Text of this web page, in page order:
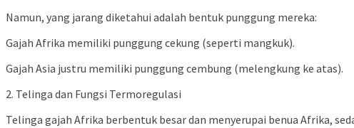
Namun, yang jarang diketahui adalah bentuk punggung mereka:
Gajah Afrika memiliki punggung cekung (seperti mangkuk).
Gajah Asia justru memiliki punggung cembung (melengkung ke atas).
2. Telinga dan Fungsi Termoregulasi
Telinga gajah Afrika berbentuk besar dan menyerupai benua Afrika,